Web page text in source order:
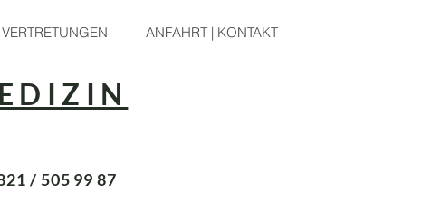
VERTRETUNGEN ANFAHRT | KONTAKT
/ 505 99 87